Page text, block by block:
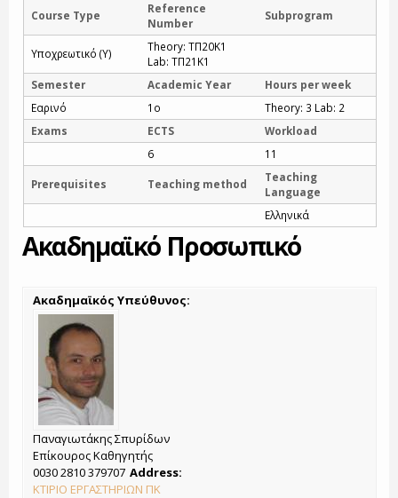
Course Type
Reference
Number
Subprogram
Υποχρεωτικό (Υ)
Theory: ΤΠ20Κ1
Lab: ΤΠ21Κ1
Semester
Academic Year
Hours per week
Εαρινό
1o
Theory: 3 Lab: 2
Exams
ECTS
Workload
6
11
Prerequisites Teaching method
Teaching
Language
Ελληνικά
Ακαδημαϊκό Προσωπικό
Ακαδημαϊκός Υπεύθυνος:
Παναγιωτάκης Σπυρίδων
Επίκουρος Καθηγητής
0030 2810 379707 Address:
ΚΤΙΡΙΟ ΕΡΓΑΣΤΗΡΙΩΝ ΠΚ